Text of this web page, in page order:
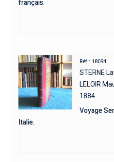
français.
Réf : 18094
STERNE
LELOIR
1884
Voyage
Italie.